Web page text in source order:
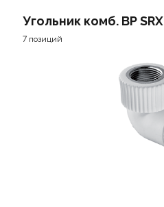
Угольник комб. ВР SRX
7 позиций